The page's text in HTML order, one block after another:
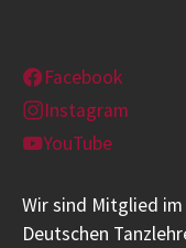
Facebook
Instagram
YouTube
Wir sind Mitglied
Deutschen